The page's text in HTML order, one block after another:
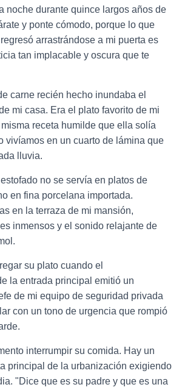
noche durante quince largos años de
y ponte cómodo, porque lo que
arrastrándose a mi puerta es
tan implacable y oscura que te
carne recién hecho inundaba el
mi casa. Era el plato favorito de mi
receta humilde que ella solía
vivíamos en un cuarto de lámina que
lluvia.
no se servía en platos de
en fina porcelana importada.
en la terraza de mi mansión,
inmensos y el sonido relajante de
su plato cuando el
la entrada principal emitió un
de mi equipo de seguridad privada
con un tono de urgencia que rompió
interrumpir su comida. Hay un
principal de la urbanización exigiendo
"Dice que es su padre y que es una